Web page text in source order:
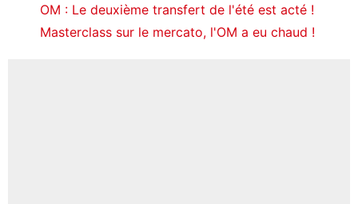
OM : Le deuxième transfert de l'été est acté !
Masterclass sur le mercato, l'OM a eu chaud !